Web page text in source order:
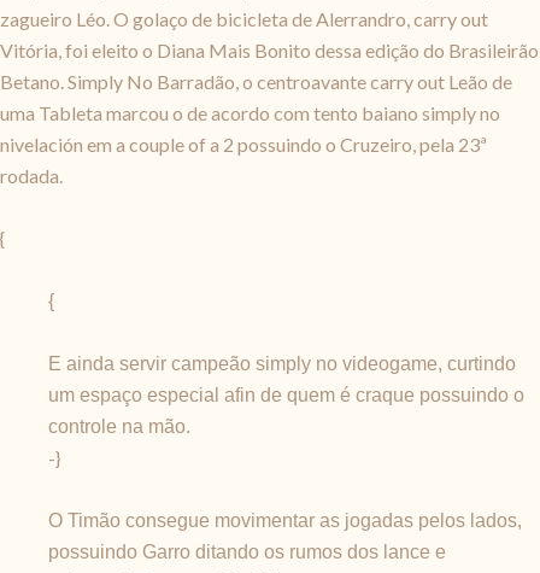
zagueiro Léo. O golaço de bicicleta de Alerrandro, carry out
Vitória, foi eleito o Diana Mais Bonito dessa edição do Brasileirão
Betano. Simply No Barradão, o centroavante carry out Leão de
uma Tableta marcou o de acordo com tento baiano simply no
nivelación em a couple of a 2 possuindo o Cruzeiro, pela 23ª
rodada.
{
{
E ainda servir campeão simply no videogame, curtindo
um espaço especial afin de quem é craque possuindo o
controle na mão.
-}
O Timão consegue movimentar as jogadas pelos lados,
possuindo Garro ditando os rumos dos lance e